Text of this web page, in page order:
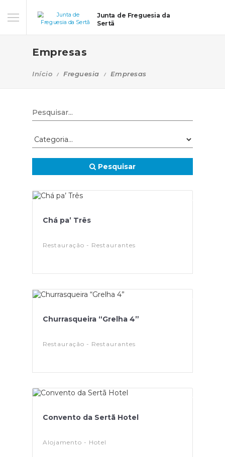
Junta de Freguesia da
Sertã
Empresas
Início Freguesia Empresas
Pesquisar
Chá pa’ Três
Restauração - Restaurantes
Churrasqueira “Grelha 4”
Restauração - Restaurantes
Convento da Sertã Hotel
Alojamento - Hotel